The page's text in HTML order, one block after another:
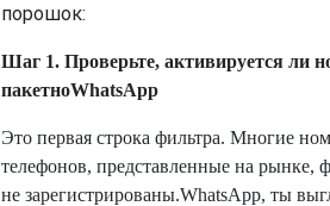
порошок:
Шаг 1. Проверьте, активируется ли
пакетноWhatsApp
Это первая строка фильтра. Многие
телефонов, представленные на рынке,
не зарегистрированы.WhatsApp, ты